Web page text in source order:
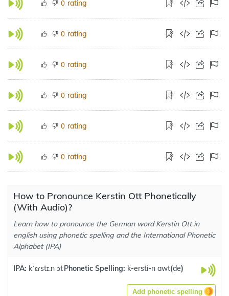
0 rating
0 rating
0 rating
0 rating
0 rating
0 rating
How to Pronounce Kerstin Ott Phonetically
(With Audio)?
Learn how to pronounce the German word Kerstin Ott in
english using phonetic spelling and the International Phonetic
Alphabet (IPA)
IPA: kˈɛɾstɪ.n ɔtPhonetic Spelling: k-ersti-n awt(de)
Add phonetic spelling